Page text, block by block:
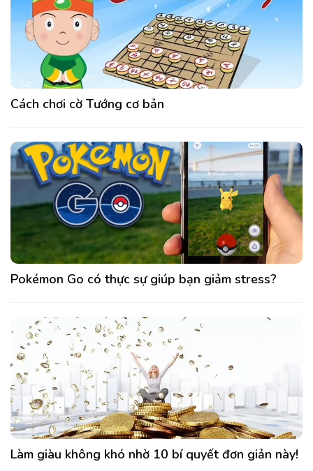
Cách chơi cờ Tướng cơ bản
Pokémon Go có thực sự giúp bạn giảm stress?
Làm giàu không khó nhờ 10 bí quyết đơn giản này!